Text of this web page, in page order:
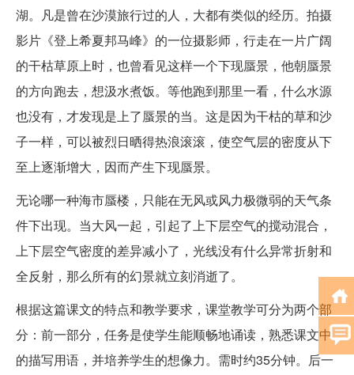
湖。凡是曾在沙漠旅行过的人，大都有类似的经历。拍摄
影片《登上希夏邦马峰》的一位摄影师，行走在一片广阔
的干枯草原上时，也曾看见这样一个下现蜃景，他朝蜃景
的方向跑去，想汲水煮饭。等他跑到那里一看，什么水源
也没有，才发现是上了蜃景的当。这是因为干枯的草和沙
子一样，可以被烈日晒得热浪滚滚，使空气层的密度从下
至上逐渐增大，因而产生下现蜃景。
无论哪一种海市蜃楼，只能在无风或风力极微弱的天气条
件下出现。当大风一起，引起了上下层空气的搅动混合，
上下层空气密度的差异减小了，光线没有什么异常折射和
全反射，那么所有的幻景就立刻消逝了。
根据这篇课文的特点和教学要求，课堂教学可分为两个部
分：前一部分，任务是使学生能顺畅地诵读，熟悉课文中
的描写用语，并培养学生的想像力。需时约35分钟。后一